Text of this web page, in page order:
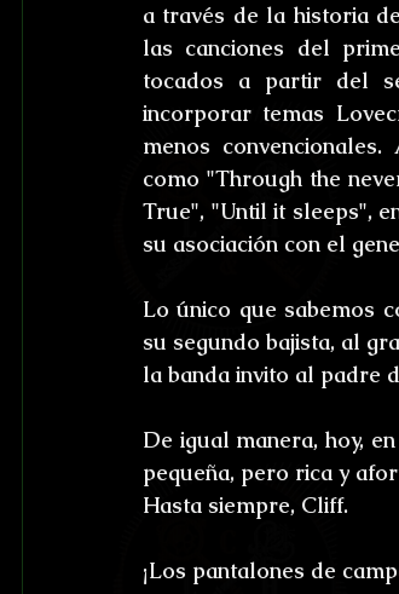
a través de la historia
las canciones del
tocados a partir del
incorporar temas
menos
como "Through the
True", "Until it sleeps",
su asociación con el
Lo único que sabemos
su segundo bajista, al
la banda invito al padre
De igual manera, hoy,
pequeña, pero rica y
Hasta siempre, Cliff.
¡Los pantalones de